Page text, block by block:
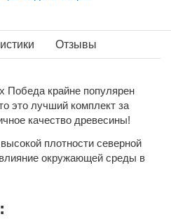
Отзывы
Победа крайне популярен
это лучший комплект за
качество древесины!
плотности северной
окружающей среды в